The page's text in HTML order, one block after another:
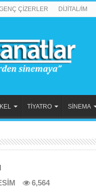
ÇİZERLER DİJİTAL/İM
TİYATRO SİNEMA
6,564